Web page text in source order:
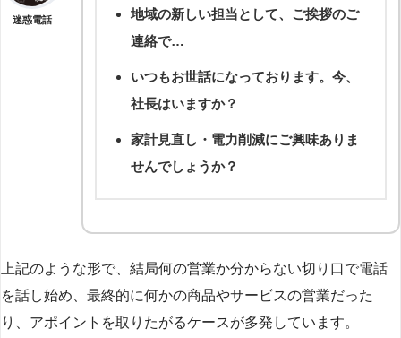
迷惑電話
地域の新しい担当として、ご挨拶のご
連絡で…
いつもお世話になっております。今、
社長はいますか？
家計見直し・電力削減にご興味ありま
せんでしょうか？
上記のような形で、結局何の営業か分からない切り口で電話
を話し始め、最終的に何かの商品やサービスの営業だった
り、アポイントを取りたがるケースが多発しています。